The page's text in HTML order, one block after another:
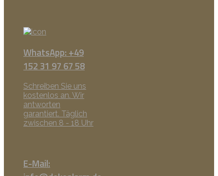
WhatsApp: +49
152 31 97 67 58
Schreiben Sie uns
kostenlos an. Wir
antworten
garantiert. Täglich
zwischen 8 - 18 Uhr
E-Mail: